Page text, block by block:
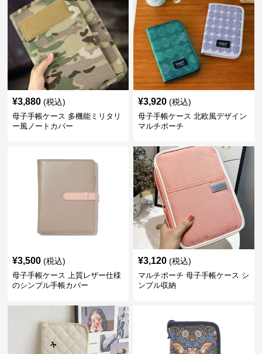
¥3,880 (税込)
母子手帳ケース 多機能ミリタリ
ー風ノートカバー
¥3,920 (税込)
母子手帳ケース 北欧風デザイン
マルチポーチ
¥3,500 (税込)
母子手帳ケース 上質レザー仕様
のシンプル手帳カバー
¥3,120 (税込)
マルチポーチ 母子手帳ケース シ
ンプル収納